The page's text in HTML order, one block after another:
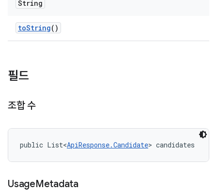
String
toString()
필드
조합 수
public List<ApiResponse.Candidate> candidates
UsageMetadata